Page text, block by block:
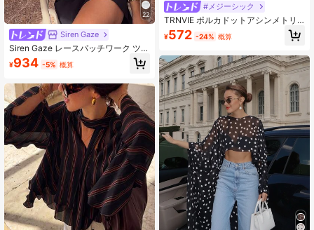
22
Siren Gaze
Siren Gaze レースパッチワーク ツイ
スト ワンショルダー トップ、エレガ
ントなスリムフィット レディースト
プ、サマーカジュアルスタイル、コ
ールドショルダー トップ、バックレ
ス トップ、パーティー トップ、ミュ
ージックフェスティバル
¥934 -5% 概算
#メジーシック
TRNVIE ポルカドットアシンメトリ
ーショルダーメッシュブラウス レデ
ィース 春夏
¥572 -24% 概算